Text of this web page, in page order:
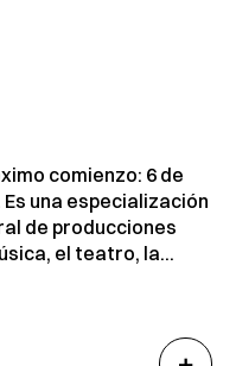
comienzo: 6 de
una especialización
de producciones
el teatro, la...